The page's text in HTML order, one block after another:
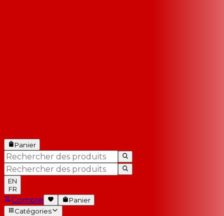
Panier
EN
FR
Compte
Panier
Catégories